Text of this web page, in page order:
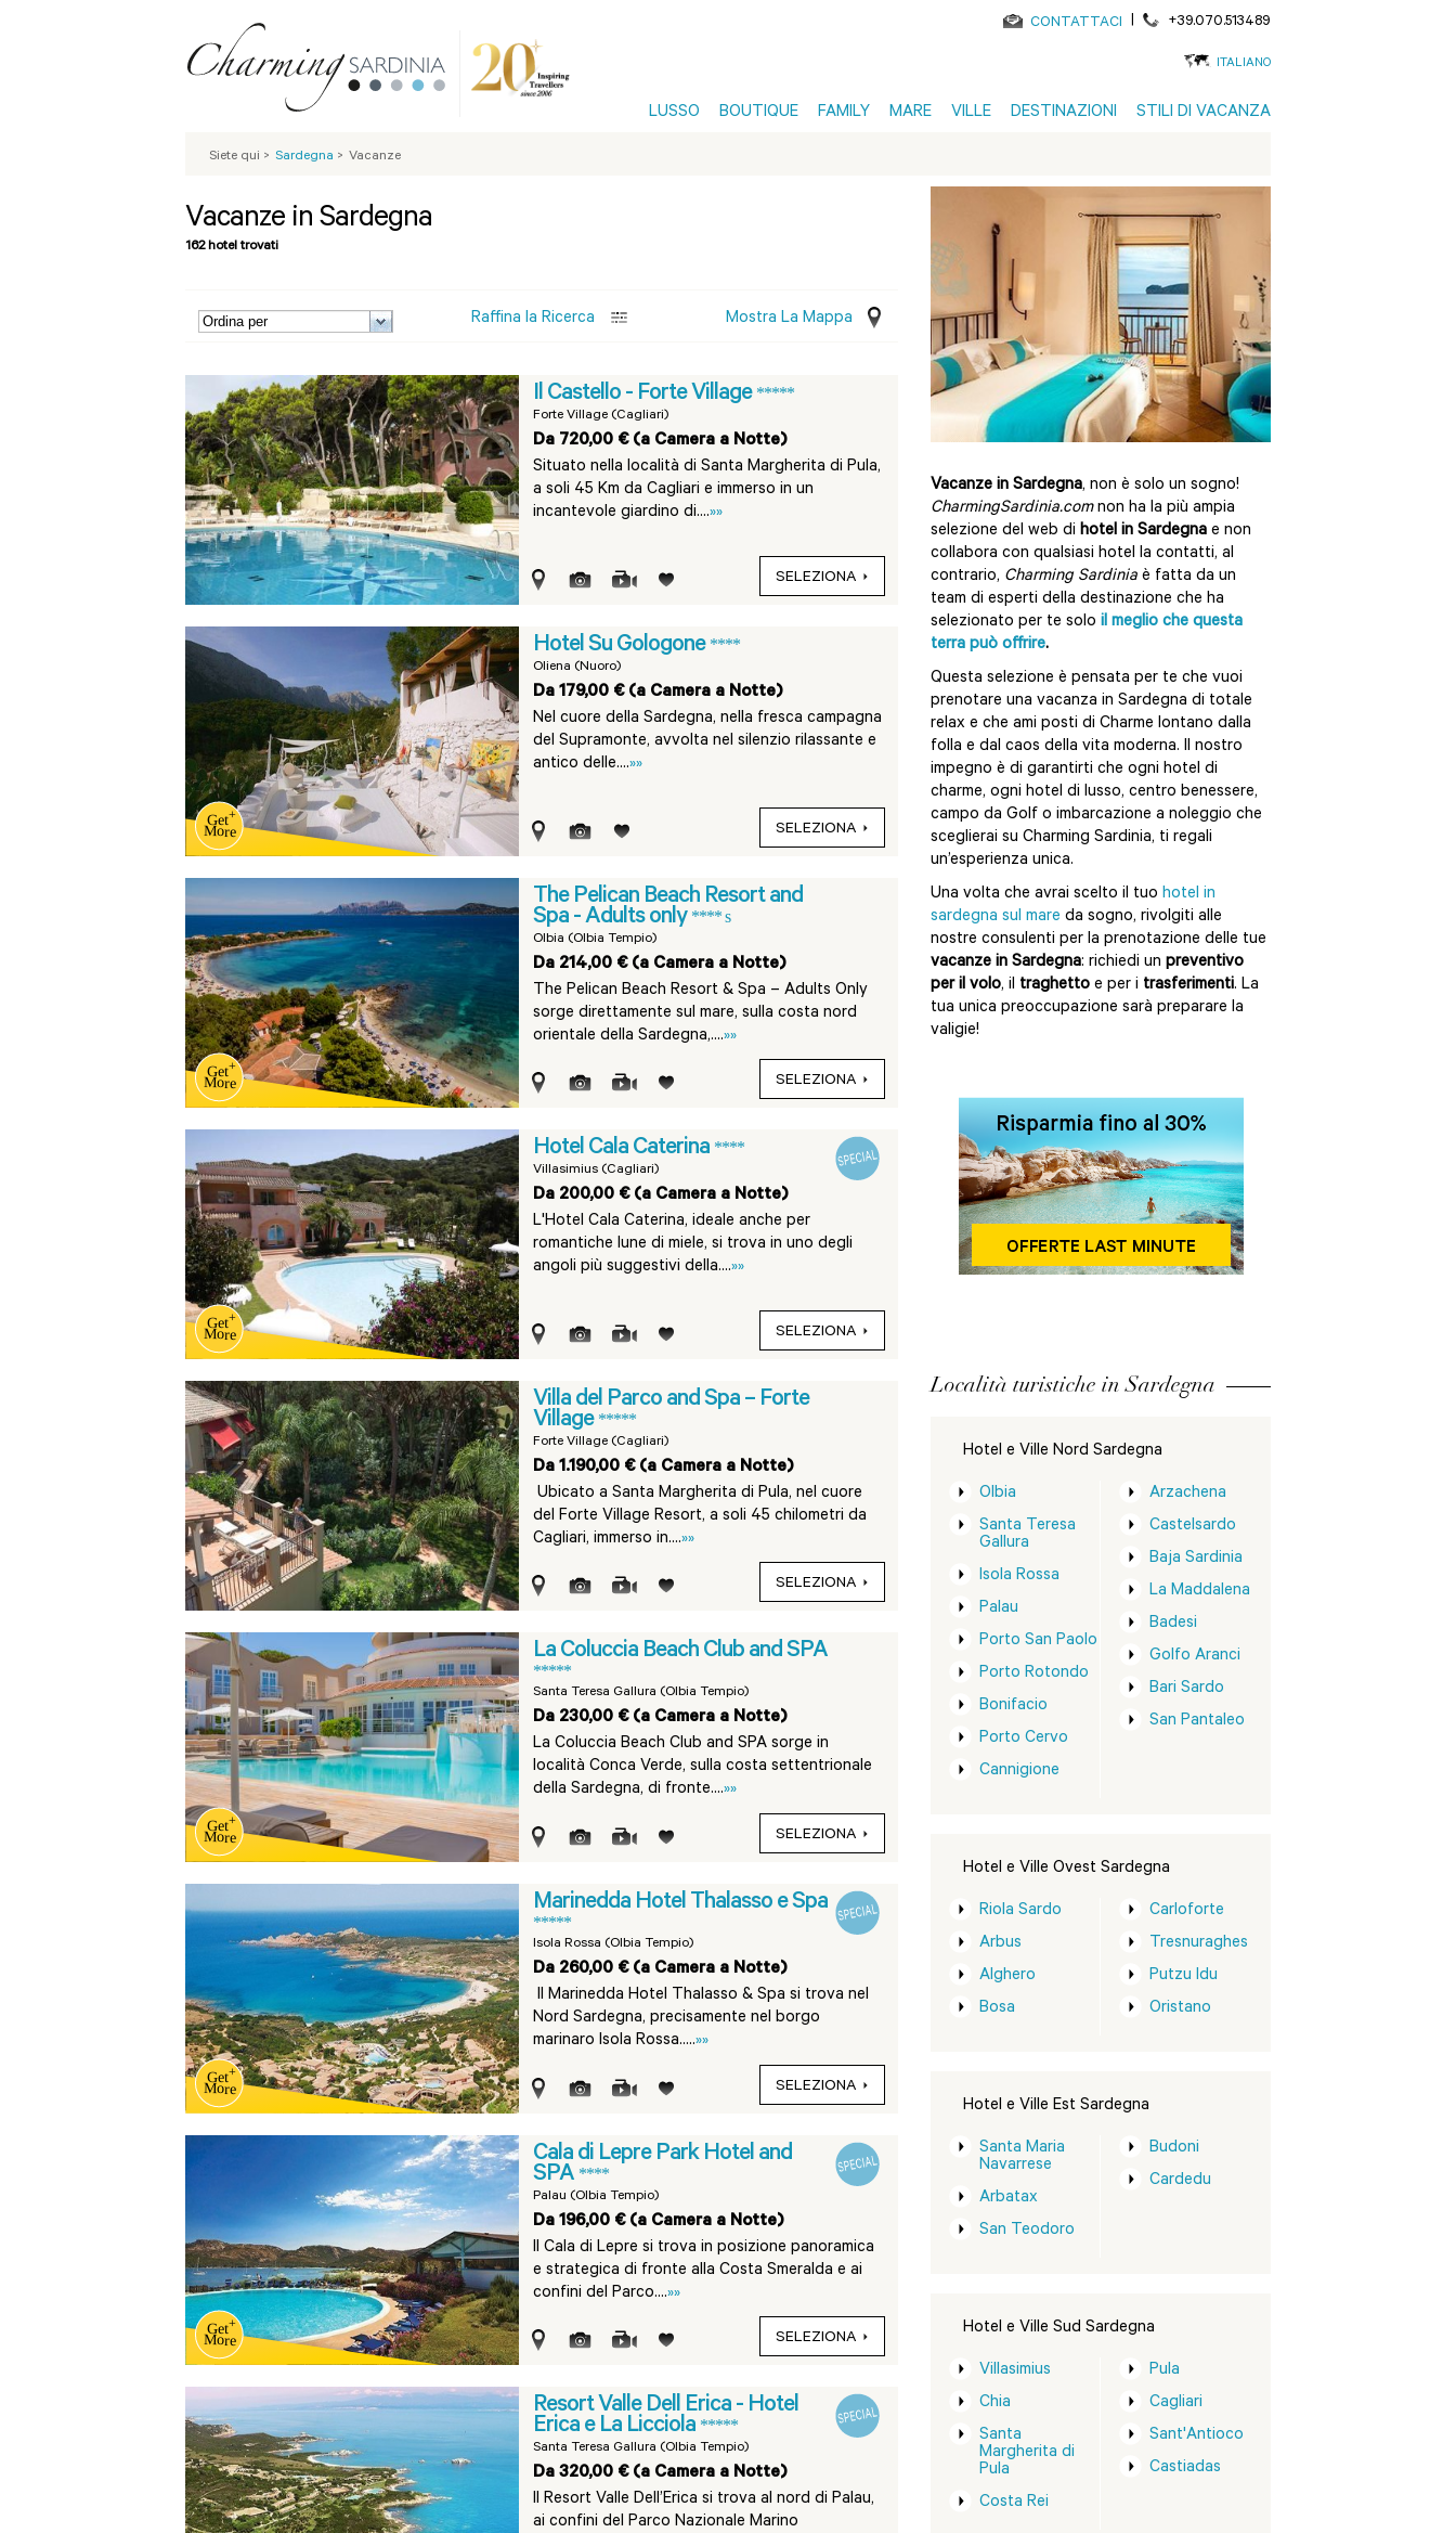
CONTATTACI | +39.070.513489
ITALIANO
LUSSO BOUTIQUE FAMILY MARE VILLE DESTINAZIONI STILI DI VACANZA
Siete qui > Sardegna > Vacanze
Vacanze in Sardegna
162 hotel trovati
Raffina la Ricerca Mostra La Mappa
Il Castello - Forte Village *****
Forte Village (Cagliari)
Da 720,00 € (a Camera a Notte)
Situato nella località di Santa Margherita di Pula,
a soli 45 Km da Cagliari e immerso in un
incantevole giardino di....»»
SELEZIONA
Hotel Su Gologone ****
Oliena (Nuoro)
Da 179,00 € (a Camera a Notte)
Nel cuore della Sardegna, nella fresca campagna
del Supramonte, avvolta nel silenzio rilassante e
antico delle....»»
SELEZIONA
The Pelican Beach Resort and
Spa - Adults only **** s
Olbia (Olbia Tempio)
Da 214,00 € (a Camera a Notte)
The Pelican Beach Resort & Spa – Adults Only
sorge direttamente sul mare, sulla costa nord
orientale della Sardegna,....»»
SELEZIONA
Hotel Cala Caterina ****
Villasimius (Cagliari)
Da 200,00 € (a Camera a Notte)
L'Hotel Cala Caterina, ideale anche per
romantiche lune di miele, si trova in uno degli
angoli più suggestivi della....»»
SELEZIONA
Villa del Parco and Spa – Forte
Village *****
Forte Village (Cagliari)
Da 1.190,00 € (a Camera a Notte)
Ubicato a Santa Margherita di Pula, nel cuore
del Forte Village Resort, a soli 45 chilometri da
Cagliari, immerso in....»»
SELEZIONA
La Coluccia Beach Club and SPA
*****
Santa Teresa Gallura (Olbia Tempio)
Da 230,00 € (a Camera a Notte)
La Coluccia Beach Club and SPA sorge in
località Conca Verde, sulla costa settentrionale
della Sardegna, di fronte....»»
SELEZIONA
Marinedda Hotel Thalasso e Spa
*****
Isola Rossa (Olbia Tempio)
Da 260,00 € (a Camera a Notte)
Il Marinedda Hotel Thalasso & Spa si trova nel
Nord Sardegna, precisamente nel borgo
marinaro Isola Rossa.....»»
SELEZIONA
Cala di Lepre Park Hotel and
SPA ****
Palau (Olbia Tempio)
Da 196,00 € (a Camera a Notte)
Il Cala di Lepre si trova in posizione panoramica
e strategica di fronte alla Costa Smeralda e ai
confini del Parco....»»
SELEZIONA
Resort Valle Dell Erica - Hotel
Erica e La Licciola *****
Santa Teresa Gallura (Olbia Tempio)
Da 320,00 € (a Camera a Notte)
Il Resort Valle Dell’Erica si trova al nord di Palau,
ai confini del Parco Nazionale Marino
Vacanze in Sardegna, non è solo un sogno!
CharmingSardinia.comnon ha la più ampia
selezione del web di hotel in Sardegna e non
collabora con qualsiasi hotel la contatti, al
contrario, Charming Sardinia è fatta da un
team di esperti della destinazione che ha
selezionato per te solo il meglio che questa
terra può offrire.
Questa selezione è pensata per te che vuoi
prenotare una vacanza in Sardegna di totale
relax e che ami posti di Charme lontano dalla
folla e dal caos della vita moderna. Il nostro
impegno è di garantirti che ogni hotel di
charme, ogni hotel di lusso, centro benessere,
campo da Golf o imbarcazione a noleggio che
sceglierai su Charming Sardinia, ti regali
un’esperienza unica.
Una volta che avrai scelto il tuo hotel in
sardegna sul mare da sogno, rivolgiti alle
nostre consulenti per la prenotazione delle tue
vacanze in Sardegna: richiedi un preventivo
per il volo, il traghetto e per i trasferimenti. La
tua unica preoccupazione sarà preparare la
valigie!
Località turistiche in Sardegna
Hotel e Ville Nord Sardegna
Olbia
Santa Teresa
Gallura
Isola Rossa
Palau
Porto San Paolo
Porto Rotondo
Bonifacio
Porto Cervo
Cannigione
Arzachena
Castelsardo
Baja Sardinia
La Maddalena
Badesi
Golfo Aranci
Bari Sardo
San Pantaleo
Hotel e Ville Ovest Sardegna
Riola Sardo
Arbus
Alghero
Bosa
Carloforte
Tresnuraghes
Putzu Idu
Oristano
Hotel e Ville Est Sardegna
Santa Maria
Navarrese
Arbatax
San Teodoro
Budoni
Cardedu
Hotel e Ville Sud Sardegna
Villasimius
Chia
Santa
Margherita di
Pula
Costa Rei
Pula
Cagliari
Sant'Antioco
Castiadas